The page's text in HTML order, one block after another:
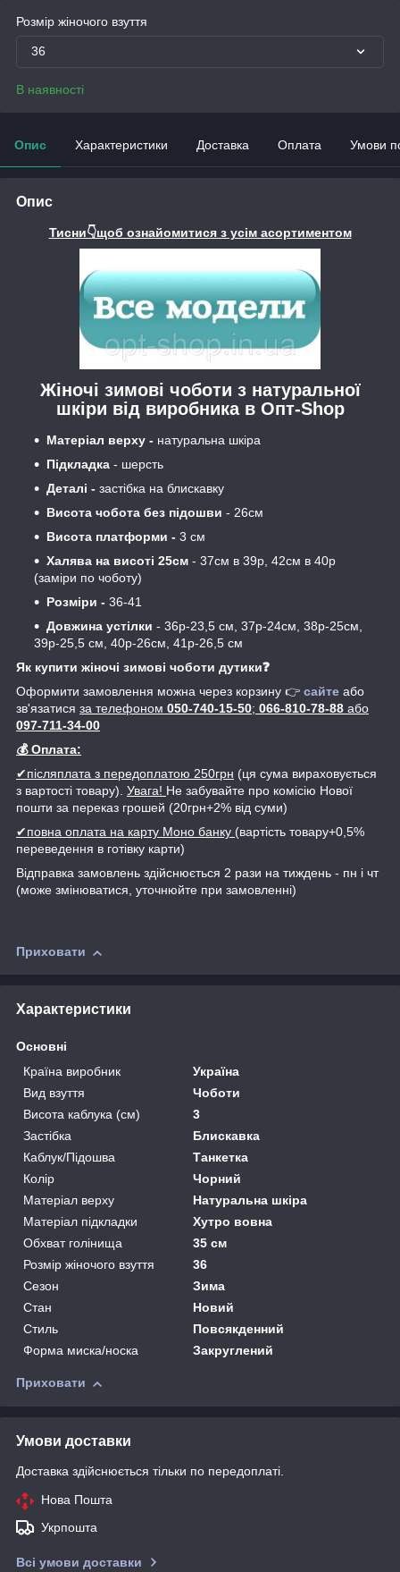
Розмір жіночого взуття
36
В наявності
Опис Характеристики Доставка Оплата Умови
Опис
Тисни👇щоб ознайомитися з усім асортиментом
Жіночі зимові чоботи з натуральної
шкіри від виробника в Опт-Shop
Матеріал верху - натуральна шкіра
Підкладка - шерсть
Деталі - застібка на блискавку
Висота чобота без підошви - 26см
Висота платформи - 3 см
Халява на висоті 25см - 37см в 39р, 42см в 40р
(заміри по чоботу)
Розміри - 36-41
Довжина устілки - 36р-23,5 см, 37р-24см, 38р-25см,
39р-25,5 см, 40р-26см, 41р-26,5 см
Як купити жіночі зимові чоботи дутики❓
Оформити замовлення можна через корзину 👉 сайте або
зв'язатися за телефоном 050-740-15-50; 066-810-78-88 або
097-711-34-00
💰 Оплата:
✔післяплата з передоплатою 250грн (ця сума вираховується
з вартості товару). Увага! Не забувайте про комісію Нової
пошти за переказ грошей (20грн+2% від суми)
✔повна оплата на карту Моно банку (вартість товару+0,5%
переведення в готівку карти)
Відправка замовлень здійснюється 2 рази на тиждень - пн і чт
(може змінюватися, уточнюйте при замовленні)
Приховати
Характеристики
Основні
Країна виробник
Україна
Вид взуття
Чоботи
Висота каблука (см)
3
Застібка
Блискавка
Каблук/Підошва
Танкетка
Колір
Чорний
Матеріал верху
Натуральна шкіра
Матеріал підкладки
Хутро вовна
Обхват голінища
35 см
Розмір жіночого взуття
36
Сезон
Зима
Стан
Новий
Стиль
Повсякденний
Форма миска/носка
Закруглений
Приховати
Умови доставки
Доставка здійснюється тільки по передоплаті.
Нова Пошта
Укрпошта
Всі умови доставки